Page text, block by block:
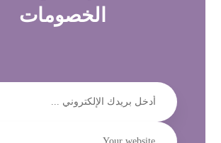
الخصومات